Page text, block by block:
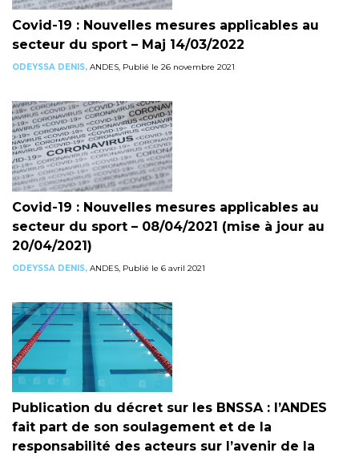
Covid-19 : Nouvelles mesures applicables au
secteur du sport – Maj 14/03/2022
ODEYSSA DENIS, ANDES, Publié le 26 novembre 2021
Covid-19 : Nouvelles mesures applicables au
secteur du sport – 08/04/2021 (mise à jour au
20/04/2021)
ODEYSSA DENIS, ANDES, Publié le 6 avril 2021
Publication du décret sur les BNSSA : l’ANDES
fait part de son soulagement et de la
responsabilité des acteurs sur l’avenir de la